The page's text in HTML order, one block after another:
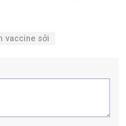
vaccine sởi